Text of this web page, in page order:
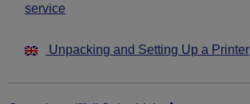
service
Unpacking and Setting Up a Printer